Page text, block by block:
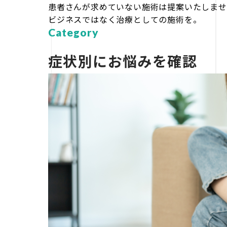
患者さんが求めていない施術は提案いたしま
ビジネスではなく治療としての施術を。
Category
症状別にお悩みを確認